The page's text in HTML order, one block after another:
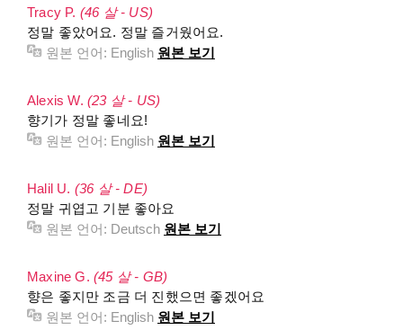
Tracy P. (46 살 - US)
정말 좋았어요. 정말 즐거웠어요.
원본 언어: English 원본 보기
Alexis W. (23 살 - US)
향기가 정말 좋네요!
원본 언어: English 원본 보기
Halil U. (36 살 - DE)
정말 귀엽고 기분 좋아요
원본 언어: Deutsch 원본 보기
Maxine G. (45 살 - GB)
향은 좋지만 조금 더 진했으면 좋겠어요
원본 언어: English 원본 보기